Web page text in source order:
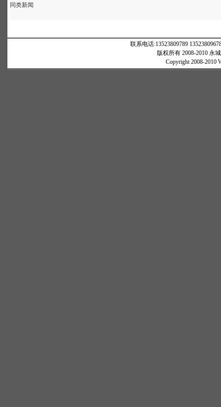
同类新闻
联系电话:13523809789
版权所有 2008-2010 永
Copyright 2008-2010